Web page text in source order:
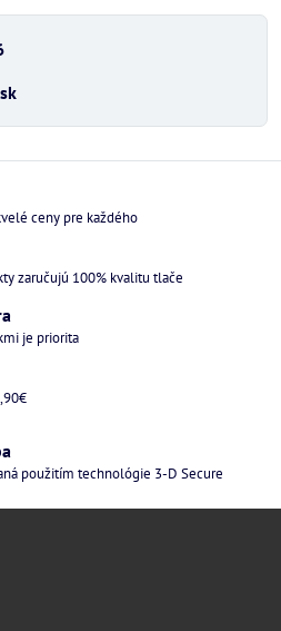
ceny pre každého
zaručujú 100% kvalitu tlače
je priorita
použitím technológie 3-D Secure